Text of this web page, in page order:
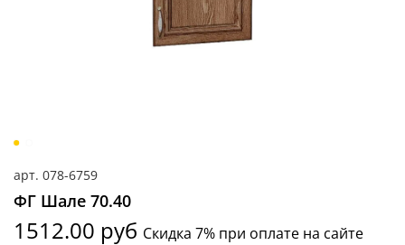
арт. 078-6759
ФГ Шале 70.40
1512.00 руб Скидка 7% при оплате на сайте